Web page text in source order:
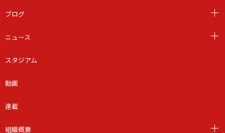
ブログ
ニュース
スタジアム
動画
連載
組織概要